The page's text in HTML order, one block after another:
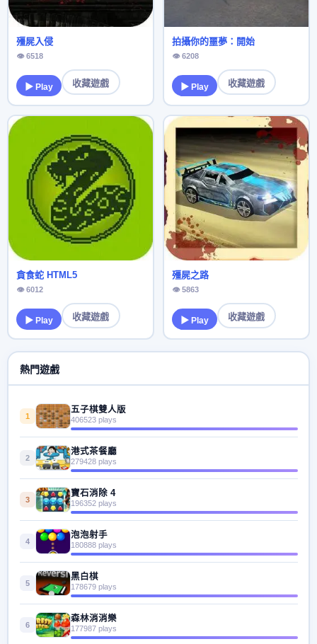
殭屍入侵
👁 6518
▶ Play 收藏遊戲
拍攝你的噩夢：開始
👁 6208
▶ Play 收藏遊戲
貪食蛇 HTML5
👁 6012
▶ Play 收藏遊戲
殭屍之路
👁 5863
▶ Play 收藏遊戲
熱門遊戲
1
五子棋雙人版
406523 plays
2
港式茶餐廳
279428 plays
3
寶石消除 4
196352 plays
4
泡泡射手
180888 plays
5
黑白棋
178679 plays
6
森林消消樂
177987 plays